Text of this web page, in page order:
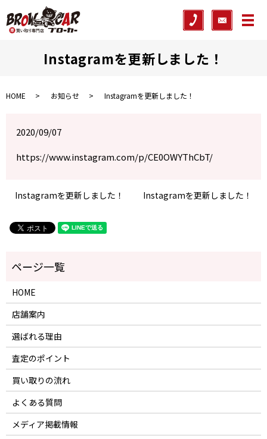
メ
Instagramを更新しました！
HOME お知らせ Instagramを更新しました！
2020/09/07
https://www.instagram.com/p/CE0OWYThCbT/
Instagramを更新しました！ Instagramを更新しました！
HOME
店舗案内
選ばれる理由
査定のポイント
買い取りの流れ
よくある質問
メディア掲載情報